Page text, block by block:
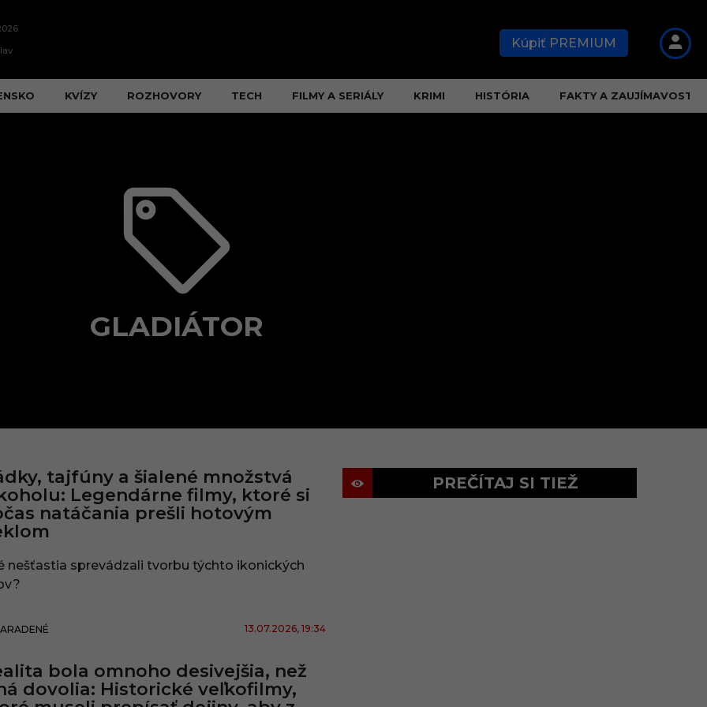
Kúpiť PREMIUM
KVÍZY ROZHOVORY TECH FILMY A SERIÁLY KRIMI HISTÓRIA FAKTY A ZAUJÍMAVOSTI
GLADIÁTOR
tajfúny a šialené množstvá
Legendárne filmy, ktoré si
natáčania prešli hotovým
nešťastia sprevádzali tvorbu týchto ikonických
13.07.2026, 19:34
bola omnoho desivejšia, než
dovolia: Historické veľkofilmy,
PREČÍTAJ SI TIEŽ